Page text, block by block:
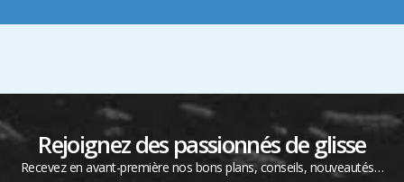
Rejoignez des passionnés de glisse
Recevez en avant-première nos bons plans, conseils, nouveautés…